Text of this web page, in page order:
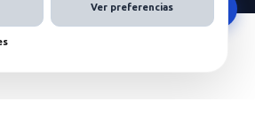
Ver preferencias